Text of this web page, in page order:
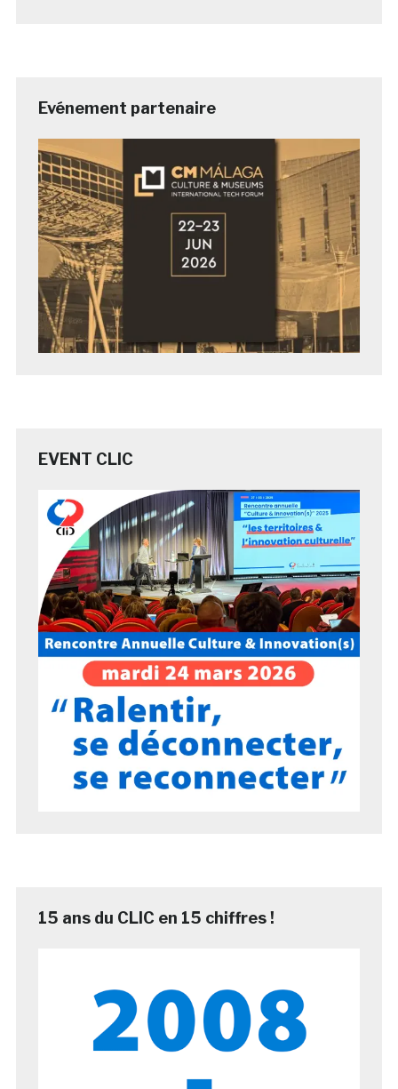
Evénement partenaire
EVENT CLIC
15 ans du CLIC en 15 chiffres !